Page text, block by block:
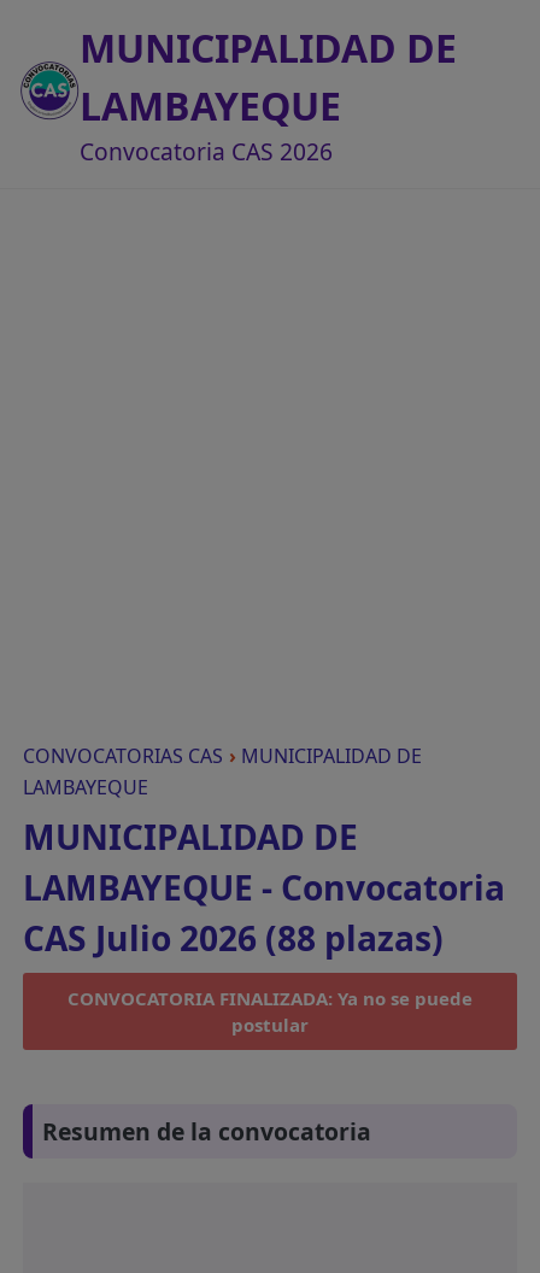
MUNICIPALIDAD DE
LAMBAYEQUE
Convocatoria CAS 2026
CONVOCATORIAS CAS › MUNICIPALIDAD DE
LAMBAYEQUE
MUNICIPALIDAD DE
LAMBAYEQUE - Convocatoria
CAS Julio 2026 (88 plazas)
CONVOCATORIA FINALIZADA: Ya no se puede
postular
Resumen de la convocatoria